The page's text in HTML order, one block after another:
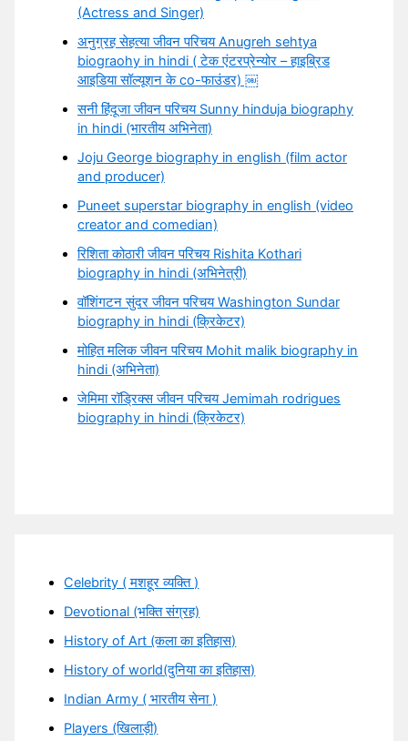
(Actress and Singer)
अनुग्रह सेहत्या जीवन परिचय Anugreh sehtya
biograohy in hindi ( टेक एंटरप्रेन्योर – हाइब्रिड
आइडिया सॉल्यूशन के co-फाउंडर) ￼
सनी हिंदूजा जीवन परिचय Sunny hinduja biography
in hindi (भारतीय अभिनेता)
Joju George biography in english (film actor
and producer)
Puneet superstar biography in english (video
creator and comedian)
रिशिता कोठारी जीवन परिचय Rishita Kothari
biography in hindi (अभिनेत्री)
वॉशिंगटन सुंदर जीवन परिचय Washington Sundar
biography in hindi (क्रिकेटर)
मोहित मलिक जीवन परिचय Mohit malik biography in
hindi (अभिनेता)
जेमिमा रॉड्रिक्स जीवन परिचय Jemimah rodrigues
biography in hindi (क्रिकेटर)
Celebrity ( मशहूर व्यक्ति )
Devotional (भक्ति संग्रह)
History of Art (कला का इतिहास)
History of world(दुनिया का इतिहास)
Indian Army ( भारतीय सेना )
Players (खिलाड़ी)